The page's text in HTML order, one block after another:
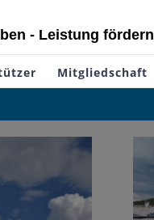
- Leistung fördern
Mitgliedschaft